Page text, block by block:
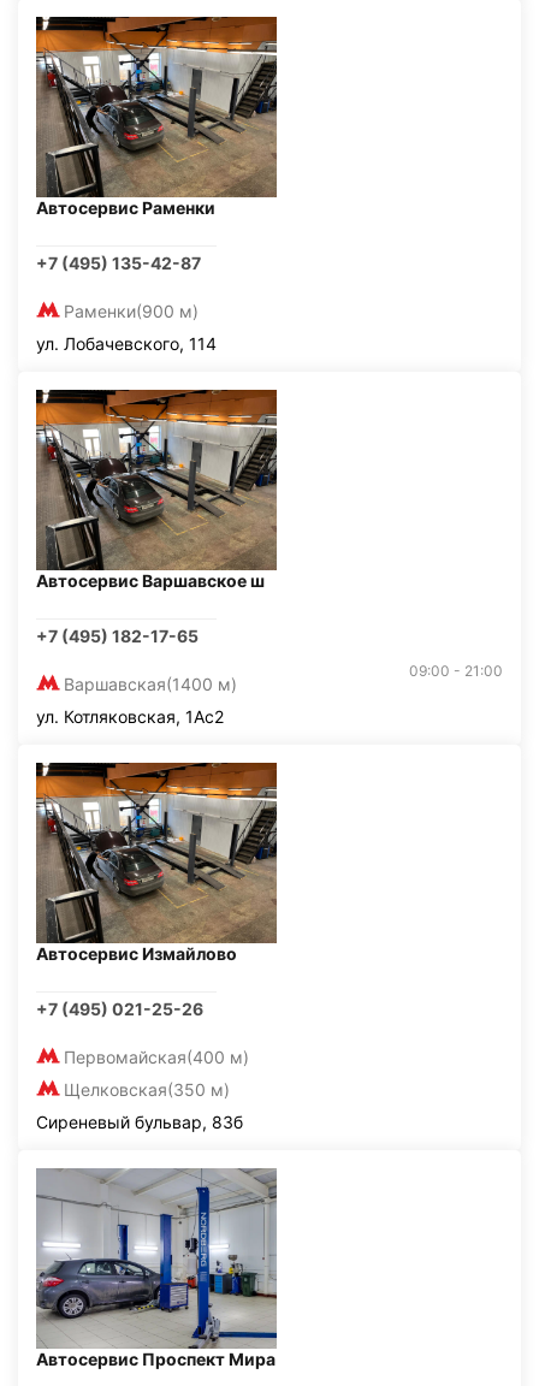
Автосервис Раменки
+7 (495) 135-42-87
Раменки(900 м)
ул. Лобачевского, 114
Автосервис Варшавское ш
+7 (495) 182-17-65
Варшавская(1400 м)
09:00 - 21:00
ул. Котляковская, 1Ас2
Автосервис Измайлово
+7 (495) 021-25-26
Первомайская(400 м)
Щелковская(350 м)
Сиреневый бульвар, 83б
Автосервис Проспект Мира